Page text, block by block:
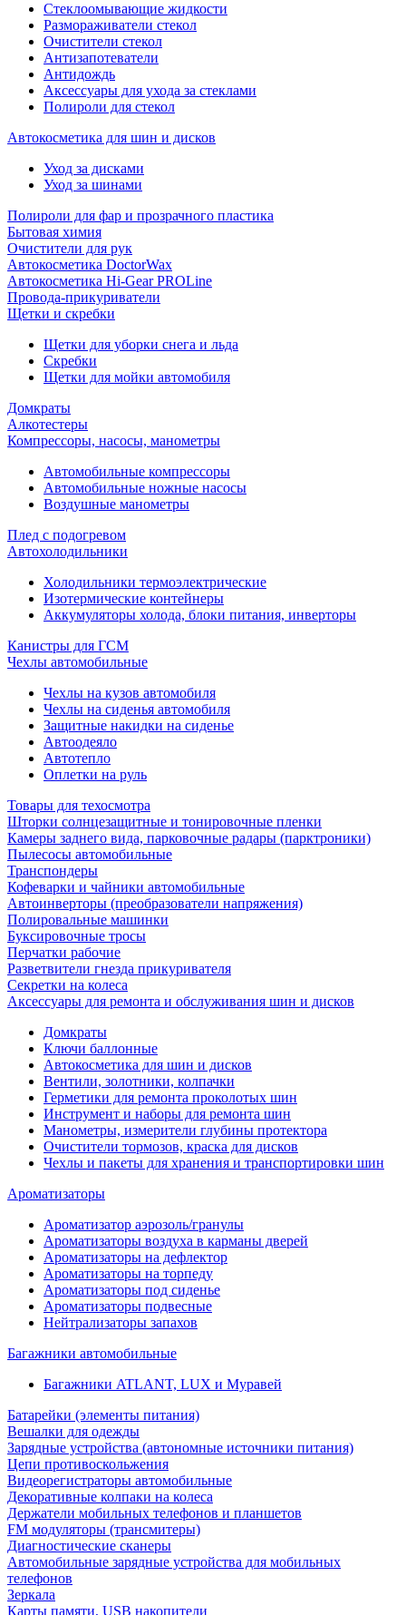
Стеклоомывающие жидкости
Размораживатели стекол
Очистители стекол
Антизапотеватели
Антидождь
Аксессуары для ухода за стеклами
Полироли для стекол
Автокосметика для шин и дисков
Уход за дисками
Уход за шинами
Полироли для фар и прозрачного пластика
Бытовая химия
Очистители для рук
Автокосметика DoctorWax
Автокосметика Hi-Gear PROLine
Провода-прикуриватели
Щетки и скребки
Щетки для уборки снега и льда
Скребки
Щетки для мойки автомобиля
Домкраты
Алкотестеры
Компрессоры, насосы, манометры
Автомобильные компрессоры
Автомобильные ножные насосы
Воздушные манометры
Плед с подогревом
Автохолодильники
Холодильники термоэлектрические
Изотермические контейнеры
Аккумуляторы холода, блоки питания, инверторы
Канистры для ГСМ
Чехлы автомобильные
Чехлы на кузов автомобиля
Чехлы на сиденья автомобиля
Защитные накидки на сиденье
Автоодеяло
Автотепло
Оплетки на руль
Товары для техосмотра
Шторки солнцезащитные и тонировочные пленки
Камеры заднего вида, парковочные радары (парктроники)
Пылесосы автомобильные
Транспондеры
Кофеварки и чайники автомобильные
Автоинверторы (преобразователи напряжения)
Полировальные машинки
Буксировочные тросы
Перчатки рабочие
Разветвители гнезда прикуривателя
Секретки на колеса
Аксессуары для ремонта и обслуживания ‎шин и дисков
Домкраты
Ключи баллонные
Автокосметика для шин и дисков
Вентили, золотники, колпачки
Герметики для ремонта проколотых шин
Инструмент и наборы для ремонта шин
Манометры, измерители глубины протектора
Очистители тормозов, краска для дисков
Чехлы и пакеты для хранения и транспортировки шин
Ароматизаторы
Ароматизатор аэрозоль/гранулы
Ароматизаторы воздуха в карманы дверей
Ароматизаторы на дефлектор
Ароматизаторы на торпеду
Ароматизаторы под сиденье
Ароматизаторы подвесные
Нейтрализаторы запахов
Багажники автомобильные
Багажники ATLANT, LUX и Муравей
Батарейки (элементы питания)
Вешалки для одежды
Зарядные устройства (автономные источники питания)
Цепи противоскольжения
Видеорегистраторы автомобильные
Декоративные колпаки на колеса
Держатели мобильных телефонов и планшетов
FM модуляторы (трансмитеры)
Диагностические сканеры
Автомобильные зарядные устройства для мобильных
телефонов
Зеркала
Карты памяти, USB накопители